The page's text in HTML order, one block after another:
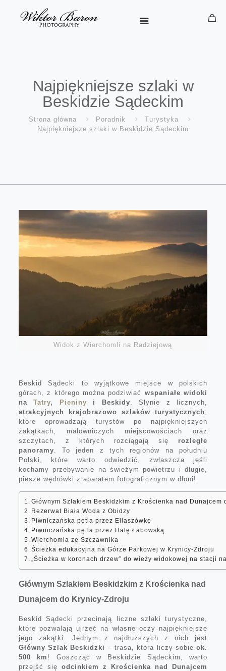
Najpiękniejsze szlaki w
Beskidzie Sądeckim
Strona główna Poradnik
Turystyka
Najpiękniejsze szlaki w Beskidzie Sądeckim
Widok z Wierchomli na Radziejową
Beskid Sądecki to wyjątkowe miejsce w polskich
górach, z którego można podziwiać wspaniałe widoki
naTatry, Pieniny i Beskidy . Słynie z licznych,
atrakcyjnych krajobrazowo szlaków turystycznych
które oprowadzają turystów po najpiękniejszych
zakątkach, malowniczych miejscowościach oraz
szczytach, z których rozciągają się rozległe
panoramy . To jeden z tych regionów na południu
Polski, które warto odwiedzić, zwłaszcza jeśli
kochamy przebywanie na świeżym powietrzu i długie,
piesze wędrówki z aparatem fotograficznym w dłoni!
Głównym Szlakiem Beskidzkim z Krościenka nad Dunajcem
Rezerwat Biała Woda z Obidzy
Piwniczańska pętla przez Eliaszówkę
Piwniczańska pętla przez Halę Łabowską
Wierchomla ze Szczawnika
Ścieżka edukacyjna na Górze Parkowej w Krynicy-Zdroju
„Ścieżka w koronach drzew” do wieży widokowej na stacji
Głównym Szlakiem Beskidzkim z Krościenka nad
Dunajcem do Krynicy-Zdroju
Beskid Sądecki przecinają liczne szlaki turystyczne,
które pozwalają ujrzeć na własne oczy najpiękniejsze
jego zakątki. Jednym z najdłuższych z nich jest
Główny Szlak Beskidzki – trasa, która liczy sobieok.
500 km ! Goszcząc w Beskidzie Sądeckim, warto
przejść się odcinkiem z Krościenka nad Dunajcem